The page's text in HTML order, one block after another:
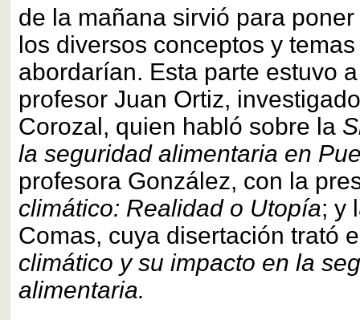
de la mañana sirvió para
los diversos conceptos y
abordarían. Esta parte estuvo
profesor Juan Ortiz,
Corozal, quien habló sobre la
la seguridad alimentaria en
profesora González, con la
climático: Realidad o Utopía; y
Comas, cuya disertación trató
climático y su impacto en la
alimentaria.